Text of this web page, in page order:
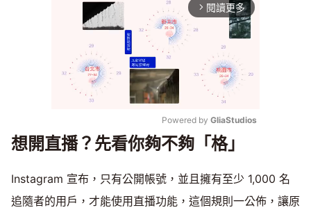
arrow_forward_ios 閱讀更多
Mute
Powered by GliaStudios
想開直播？先看你夠不夠「格」
Instagram 宣布，只有公開帳號，並且擁有至少 1,000 名
追隨者的用戶，才能使用直播功能，這個規則一公佈，讓原